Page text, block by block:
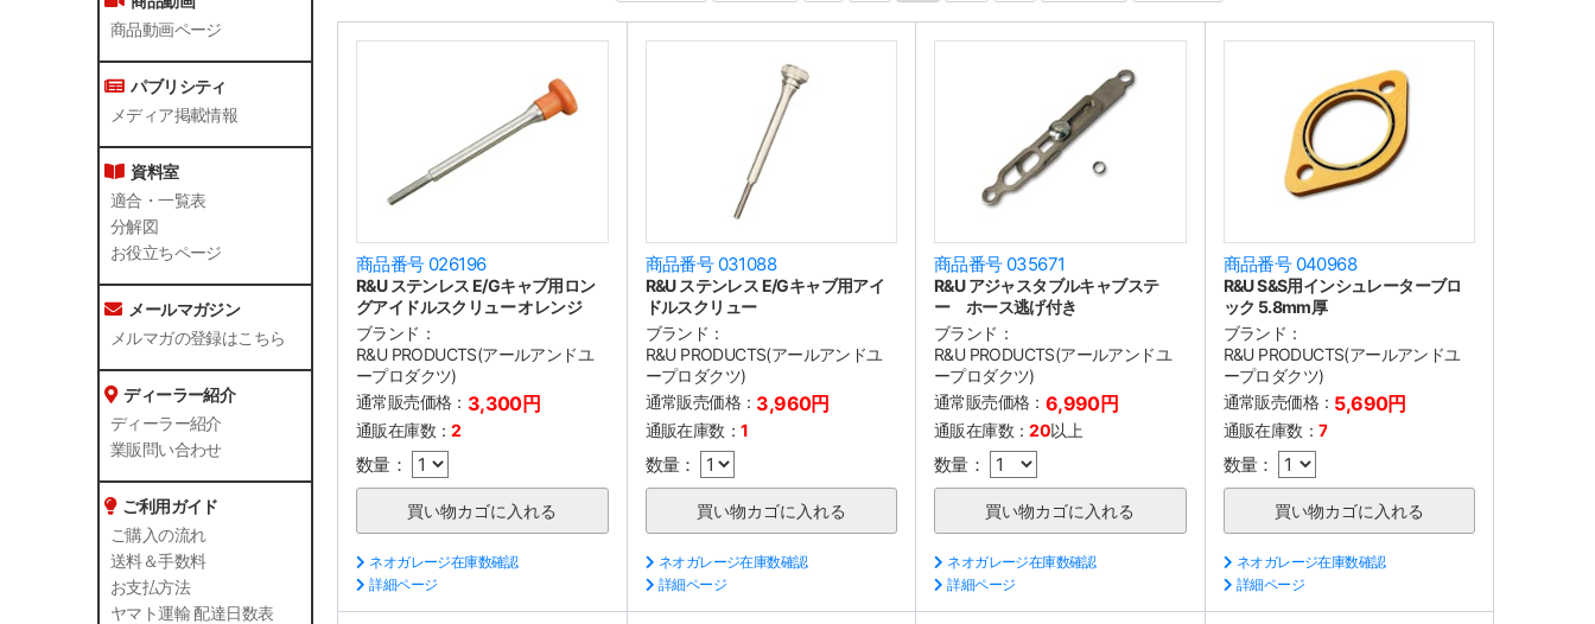
商品動画ページ
パブリシティ
メディア掲載情報
資料室
適合・一覧表
分解図
お役立ちページ
メールマガジン
メルマガの登録はこちら
ディーラー紹介
ディーラー紹介
業販問い合わせ
ご利用ガイド
ご購入の流れ
送料＆手数料
お支払方法
ヤマト運輸 配達日数表
商品番号 026196
R&U ステンレス E/Gキャブ用ロン
グアイドルスクリュー オレンジ
ブランド：
R&U PRODUCTS(アールアンドユ
ープロダクツ)
通常販売価格： 3,300円
通販在庫数：2
数量：
ネオガレージ在庫数確認
詳細ページ
商品番号 031088
R&U ステンレス E/Gキャブ用アイ
ドルスクリュー
ブランド：
R&U PRODUCTS(アールアンドユ
ープロダクツ)
通常販売価格： 3,960円
通販在庫数： 1
数量：
ネオガレージ在庫数確認
詳細ページ
商品番号 035671
R&U アジャスタブルキャブステ
ー ホース逃げ付き
ブランド：
R&U PRODUCTS(アールアンドユ
ープロダクツ)
通常販売価格： 6,990円
通販在庫数：20以上
数量：
ネオガレージ在庫数確認
詳細ページ
商品番号 040968
R&U S&S用インシュレーターブロ
ック 5.8mm厚
ブランド：
R&U PRODUCTS(アールアンドユ
ープロダクツ)
通常販売価格： 5,690円
通販在庫数： 7
数量：
ネオガレージ在庫数確認
詳細ページ